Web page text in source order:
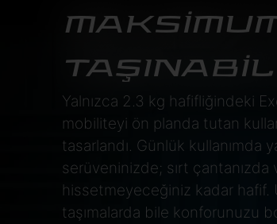
Yalnızca 2.3 kg hafifliğindeki
mobiliteyi ön planda tutan
tasarlandı. Günlük kullanımda
serüveninizde; sırt çantanızda
hissetmeyeceğiniz kadar hafif.
taşımalarda bile konforunuzu